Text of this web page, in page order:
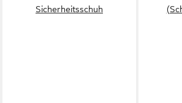
Sicherheitsschuh